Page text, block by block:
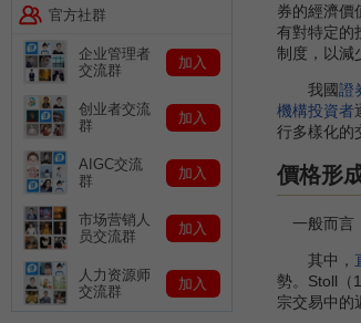
券的經濟價
有對特定的
制度，以減
我國證
機構投資者
行多樣化的
價格形
一般而言
其中，
勢。Stoll（
宗交易中的
官方社群
企业管理者
交流群
加入
创业者交流
群
加入
AIGC交流
群
加入
市场营销人
员交流群
加入
人力资源师
交流群
加入